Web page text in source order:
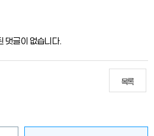
댓글이 없습니다.
목록